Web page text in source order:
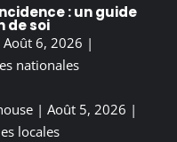
: un guide
de soi
Août 6, 2026 |
nationales
| Août 5, 2026 |
locales